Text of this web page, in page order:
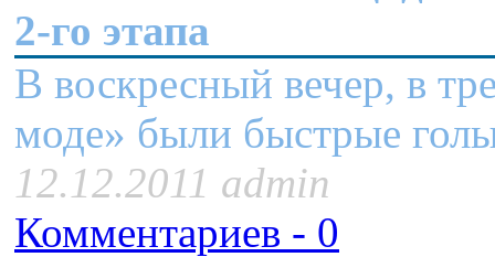
2-го этапа
В воскресный вечер, в
моде» были быстрые
12.12.2011 admin
Комментариев - 0